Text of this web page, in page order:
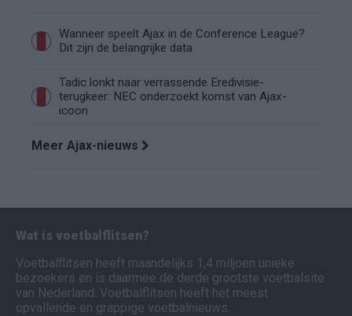
Wanneer speelt Ajax in de Conference League?
Dit zijn de belangrijke data
Tadic lonkt naar verrassende Eredivisie-
terugkeer: NEC onderzoekt komst van Ajax-
icoon
Meer Ajax-nieuws
Wat is voetbalflitsen?
Voetbalflitsen heeft maandelijks 1,4 miljoen unieke
bezoekers en is daarmee de derde grootste voetbalsite
van Nederland. Voetbalflitsen heeft het meest
opvallende en grappige voetbalnieuws.